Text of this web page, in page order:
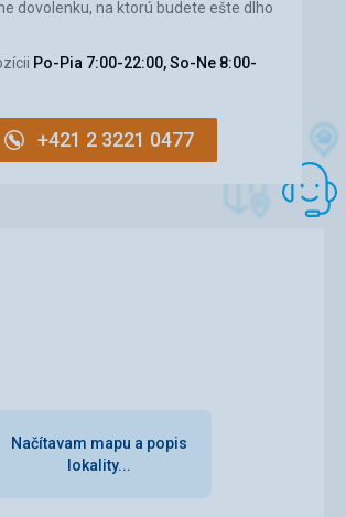
oblázkových pláží. Hlavní pláž je
10 minut chůze a dojíždí na ní i lidé z okolí.
minutách chůze se lze však dostat na
je podstatně méně návštěvníků. Voda je
vodou není příliš mnoho k vidění.
s širokou nabídkou. Večeřeli jsme se v
v cenové relaci 6,50 - 9,50 E za jedno
velmi pěkně zařízený a vybavený
a ledničkou. Jediným nedostatkem
vybavení kuchyňky byly služby na
dovolenku, na ktorú budete ešte dlho
Po-Pia 7:00-22:00, So-Ne 8:00-
+421 2 3221 0477
Načítavam mapu a popis
lokality...